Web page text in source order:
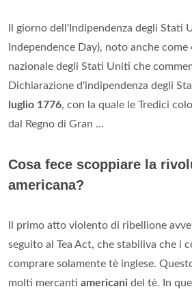
Il giorno dell'Indipendenza degli Stati
Independence Day), noto anche come
nazionale degli Stati Uniti che
Dichiarazione d'indipendenza degli
luglio 1776, con la quale le Tredici
dal Regno di Gran ...
Cosa fece scoppiare la
americana?
Il primo atto violento di ribellione
seguito al Tea Act, che stabiliva che i
comprare solamente tè inglese.
molti mercanti americani del tè. In